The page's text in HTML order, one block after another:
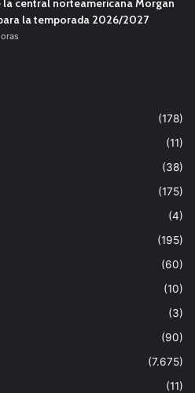
la central norteamericana Morgan
la temporada 2026/2027
(178)
(11)
(38)
(175)
(4)
(195)
(60)
(10)
(3)
(90)
(7.675)
(11)